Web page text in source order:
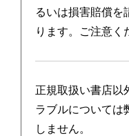
るいは損害賠償を
ります。ご注意く
正規取扱い書店以
ラブルについては
しません。